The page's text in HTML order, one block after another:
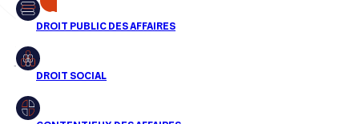
Droit public des affaires
Droit social
Droit immobilier
transactions, jour après
jour
Aucun résultats pour cette recherche